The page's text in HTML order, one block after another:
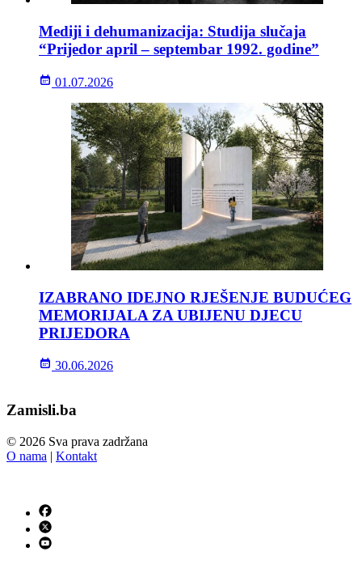
Mediji i dehumanizacija: Studija slučaja
“Prijedor april – septembar 1992. godine”
01.07.2026
IZABRANO IDEJNO RJEŠENJE BUDUĆEG
MEMORIJALA ZA UBIJENU DJECU
PRIJEDORA
30.06.2026
Zamisli.ba
© 2026 Sva prava zadržana
O nama | Kontakt